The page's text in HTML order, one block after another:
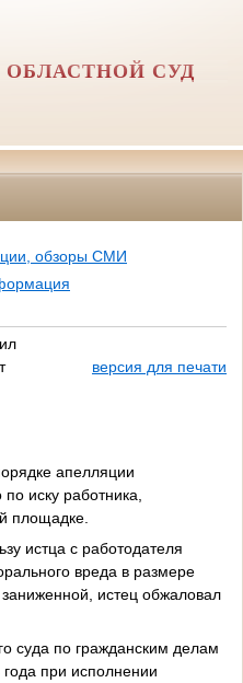
СУД
обзоры СМИ
версия для печати
апелляции
иску работника,
площадке.
истца с работодателя
вреда в размере
истец обжаловал
суда по гражданским делам
при исполнении